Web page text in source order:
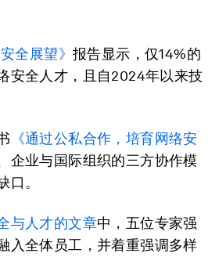
全展望》报告显示，仅14%的
安全人才，且自2024年以来技
《通过公私合作 ， 培育网络安
企业与国际组织的三方协作模
口。
与人才的文章中，五位专家强
入全体员工，并着重强调多样